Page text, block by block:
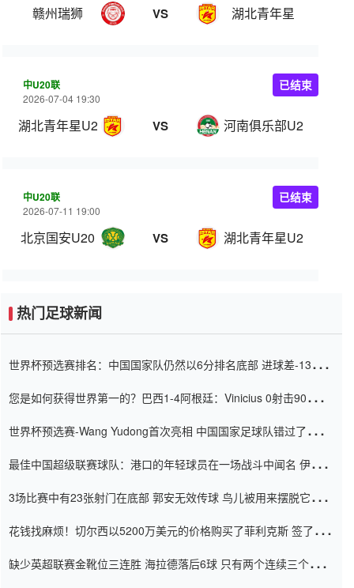
赣州瑞狮 VS 湖北青年星
中U20联
2026-07-04 19:30
湖北青年星U20 VS 河南俱乐部U20
已结束
中U20联
2026-07-11 19:00
北京国安U20 VS 湖北青年星U20
已结束
热门足球新闻
世界杯预选赛排名：中国国家队仍然以6分排名底部 进球差-13令人
您是如何获得世界第一的？巴西1-4阿根廷：Vinicius 0射击90分钟
世界杯预选赛-Wang Yudong首次亮相 中国国家足球队错过了世界
最佳中国超级联赛球队：港口的年轻球员在一场战斗中闻名 伊万放
3场比赛中有23张射门在底部 郭安无效传球 鸟儿被用来摆脱它
花钱找麻烦！切尔西以5200万美元的价格购买了菲利克斯 签了7年
缺少英超联赛金靴位三连胜 海拉德落后6球 只有两个连续三个连续